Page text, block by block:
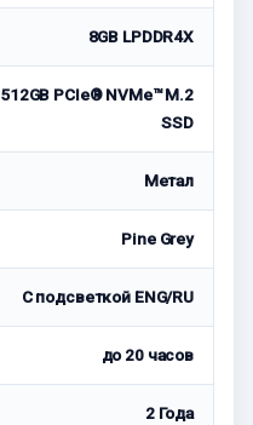
8GB LPDDR4X
512GB PCIe® NVMe™ M.2
SSD
Метал
Pine Grey
С подсветкой ENG/RU
до 20 часов
2 Года